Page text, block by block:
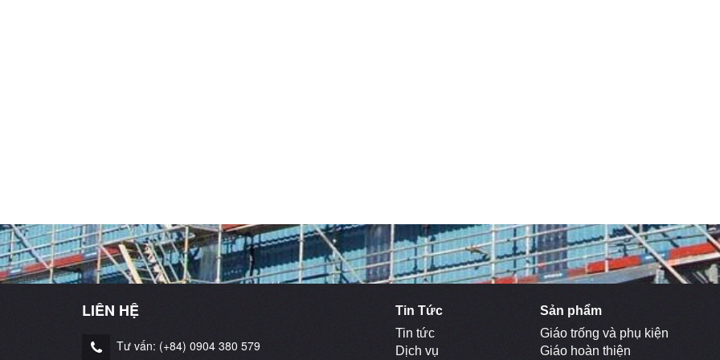
LIÊN HỆ
Tư vấn: (+84) 0904 380 579
Tin Tức
Tin tức
Dịch vụ
Sản phẩm
Giáo trống và phụ kiện
Giáo hoàn thiện